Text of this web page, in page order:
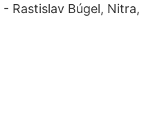
Rastislav Búgel, Nitra,